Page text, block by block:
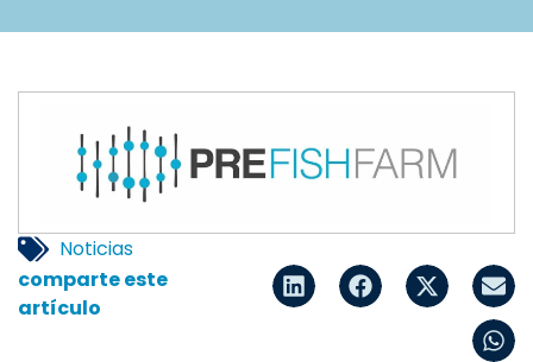
Noticias
comparte este
artículo